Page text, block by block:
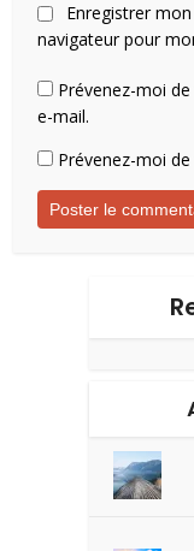
Enregistrer
navigateur pour
Prévenez-moi
e-mail.
Prévenez-moi